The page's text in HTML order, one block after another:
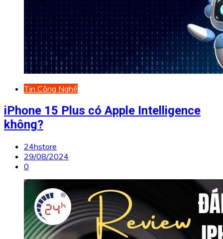
Tin Công Nghệ
iPhone 15 Plus có Apple Intelligence
không?
24hstore
29/08/2024
0